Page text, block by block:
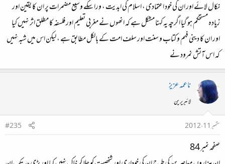
نکال لائے اور ان کی خود اعتمادی ، اسلام کی ابدیت ، ورا سکے وسیع مضمرات پر ان کا یقین اور
زیادہ مستحکم ہو گیا اگرچہ یہ کہنا مشکل ہے کہ انھوں نے مغربی تعلیم اور فلسفہ کا مطلق اثر نہیں کیا
اور ان کا دینی فہم و کتاب و سنت اور سلف امت کے بالکل مطابق ہے ، لیکن اس میں شبہ نہیں
کہ اس آتش نمرود نے
ناعمہ عزیز
لائبریرین
ستمبر 11، 2012
#235
صفحہ نمبر 84